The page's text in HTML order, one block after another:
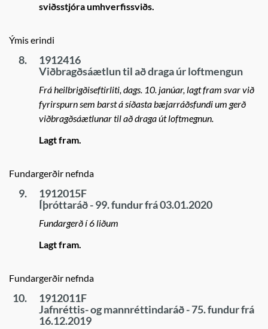
sviðsstjóra umhverfissviðs.
Ýmis erindi
8.
1912416
Viðbragðsáætlun til að draga úr loftmengun
Frá heilbrigðiseftirliti, dags. 10. janúar, lagt fram svar við
fyrirspurn sem barst á síðasta bæjarráðsfundi um gerð
viðbragðsáætlunar til að draga út loftmegnun.
Lagt fram.
Fundargerðir nefnda
9.
1912015F
Íþróttaráð - 99. fundur frá 03.01.2020
Fundargerð í 6 liðum
Lagt fram.
Fundargerðir nefnda
10.
1912011F
Jafnréttis- og mannréttindaráð - 75. fundur frá
16.12.2019